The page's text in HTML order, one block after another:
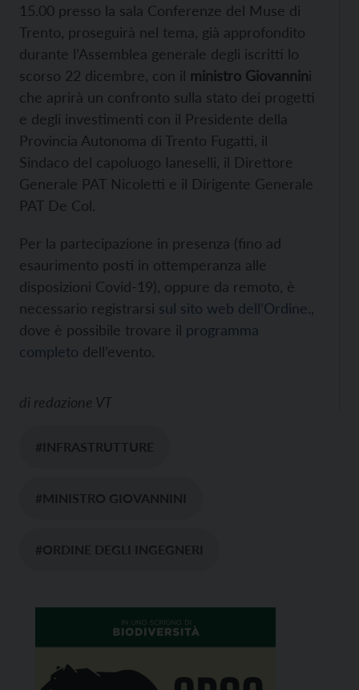
15.00 presso la sala Conferenze del Muse di
Trento, proseguirà nel tema, già approfondito
durante l’Assemblea generale degli iscritti lo
scorso 22 dicembre, con il ministro Giovannini
che aprirà un confronto sulla stato dei progetti
e degli investimenti con il Presidente della
Provincia Autonoma di Trento Fugatti, il
Sindaco del capoluogo Ianeselli, il Direttore
Generale PAT Nicoletti e il Dirigente Generale
PAT De Col.
Per la partecipazione in presenza (fino ad
esaurimento posti in ottemperanza alle
disposizioni Covid-19), oppure da remoto, è
necessario registrarsi sul sito web dell’Ordine.,
dove è possibile trovare il programma
completo dell’evento.
di redazione VT
#INFRASTRUTTURE
#MINISTRO GIOVANNINI
#ORDINE DEGLI INGEGNERI